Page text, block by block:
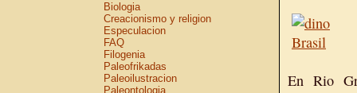
Biologia
Creacionismo y religion
Especulacion
FAQ
Filogenia
Paleofrikadas
Paleoilustracion
Paleontologia
En Rio